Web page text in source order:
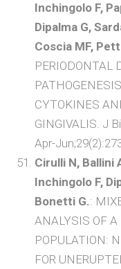
Inchingolo F,
Dipalma G,
Coscia MF,
PERIODONTAL
CYTOKINES
GINGIVALIS. J
Apr-
Cirulli N, Ballini
Inchingolo F,
Bonetti G.:
ANALYSIS OF
POPULATION:
FOR